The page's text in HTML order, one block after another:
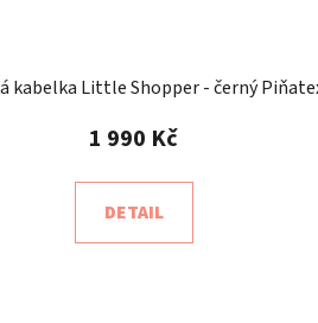
kabelka Little Shopper - černý
1 990 Kč
DETAIL